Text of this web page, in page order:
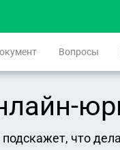
Вопросы
что